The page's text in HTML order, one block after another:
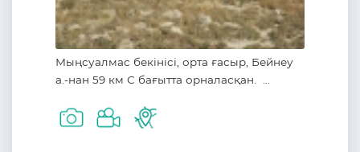
Мыңсуалмас бекінісі, орта ғасыр, Бейнеу
а.-нан 59 км С бағытта орналасқан. ...